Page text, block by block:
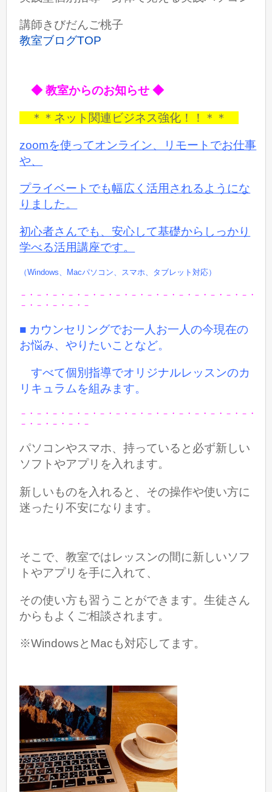
講師きびだんご桃子
教室ブログTOP
◆ 教室からのお知らせ ◆
＊＊ネット関連ビジネス強化！！＊＊
zoomを使ってオンライン、リモートでお仕事
や、
プライベートでも幅広く活用されるようにな
りました。
初心者さんでも、安心して基礎からしっかり
学べる活用講座です。
（Windows、Macパソコン、スマホ、タブレット対応）
－・－・－・－・－・－・－・－・－・－・－・－・－・－・－・
－・－・－・－・－
■ カウンセリングでお一人お一人の今現在の
お悩み、やりたいことなど。
すべて個別指導でオリジナルレッスンのカ
リキュラムを組みます。
－・－・－・－・－・－・－・－・－・－・－・－・－・－・－・
－・－・－・－・－
パソコンやスマホ、持っていると必ず新しい
ソフトやアプリを入れます。
新しいものを入れると、その操作や使い方に
迷ったり不安になります。
そこで、教室ではレッスンの間に新しいソフ
トやアプリを手に入れて、
その使い方も習うことができます。生徒さん
からもよくご相談されます。
※WindowsとMacも対応してます。